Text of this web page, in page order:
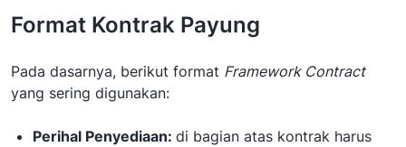
Format Kontrak Payung
Pada dasarnya, berikut format Framework Contract
yang sering digunakan:
Perihal Penyediaan: di bagian atas kontrak harus